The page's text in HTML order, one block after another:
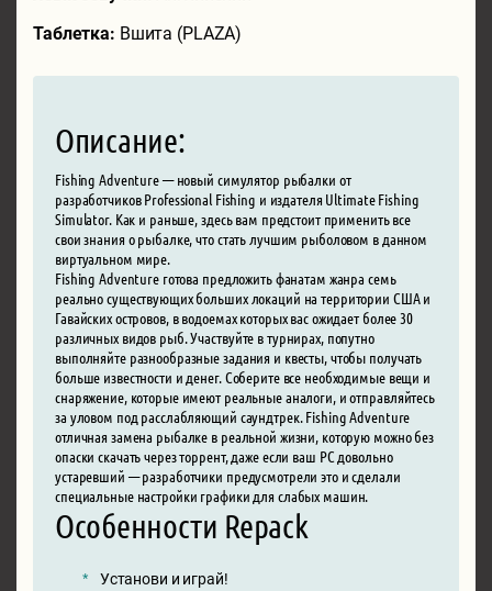
Таблетка: Вшита (PLAZA)
Описание:
Fishing Adventure — новый симулятор рыбалки от
разработчиков Professional Fishing и издателя Ultimate Fishing
Simulator. Как и раньше, здесь вам предстоит применить все
свои знания о рыбалке, что стать лучшим рыболовом в данном
виртуальном мире.
Fishing Adventure готова предложить фанатам жанра семь
реально существующих больших локаций на территории США и
Гавайских островов, в водоемах которых вас ожидает более 30
различных видов рыб. Участвуйте в турнирах, попутно
выполняйте разнообразные задания и квесты, чтобы получать
больше известности и денег. Соберите все необходимые вещи и
снаряжение, которые имеют реальные аналоги, и отправляйтесь
за уловом под расслабляющий саундтрек. Fishing Adventure
отличная замена рыбалке в реальной жизни, которую можно без
опаски скачать через торрент, даже если ваш PC довольно
устаревший — разработчики предусмотрели это и сделали
специальные настройки графики для слабых машин.
Особенности Repack
Установи и играй!